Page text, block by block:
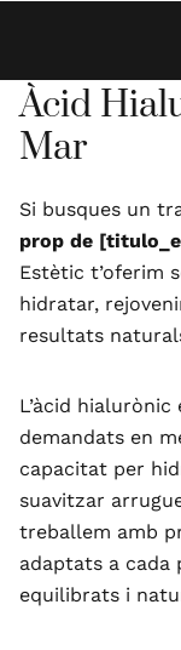
Àcid
Mar
Si busques un
prop de
Estètic t’oferim
hidratar,
resultats
L’àcid
demandats en
capacitat per
suavitzar
treballem amb
adaptats a cada
equilibrats i